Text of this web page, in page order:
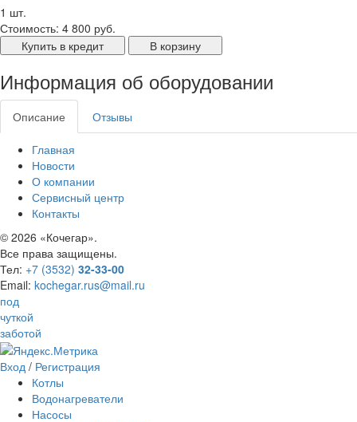
1 шт.
Стоимость: 4 800 руб.
Купить в кредит
В корзину
Информация об оборудовании
Описание Отзывы
Главная
Новости
О компании
Сервисный центр
Контакты
© 2026 «Кочегар».
Все права защищены.
Тел: +7 (3532) 32-33-00
Email: kochegar.rus@mail.ru
под
чуткой
заботой
Вход / Регистрация
Котлы
Водонагреватели
Насосы